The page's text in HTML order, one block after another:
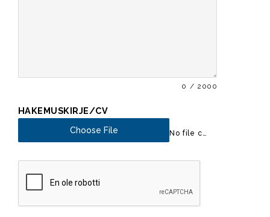
0 / 2000
HAKEMUSKIRJE/CV
Choose File No file chosen